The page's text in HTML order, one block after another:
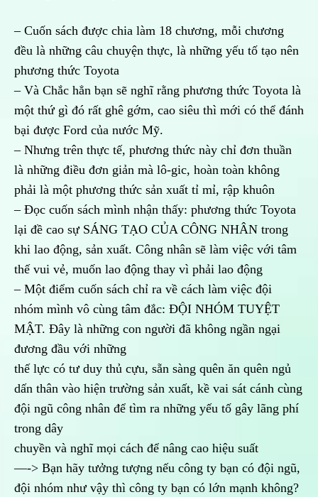
– Cuốn sách được chia làm 18 chương, mỗi chương
đều là những câu chuyện thực, là những yếu tố tạo nên
phương thức Toyota
– Và Chắc hẳn bạn sẽ nghĩ rằng phương thức Toyota là
một thứ gì đó rất ghê gớm, cao siêu thì mới có thể đánh
bại được Ford của nước Mỹ.
– Nhưng trên thực tế, phương thức này chỉ đơn thuần
là những điều đơn giản mà lô-gic, hoàn toàn không
phải là một phương thức sản xuất tỉ mỉ, rập khuôn
– Đọc cuốn sách mình nhận thấy: phương thức Toyota
lại đề cao sự SÁNG TẠO CỦA CÔNG NHÂN trong
khi lao động, sản xuất. Công nhân sẽ làm việc với tâm
thế vui vẻ, muốn lao động thay vì phải lao động
– Một điểm cuốn sách chỉ ra về cách làm việc đội
nhóm mình vô cùng tâm đắc: ĐỘI NHÓM TUYỆT
MẬT. Đây là những con người đã không ngần ngại
đương đầu với những
thế lực có tư duy thủ cựu, sẵn sàng quên ăn quên ngủ
dấn thân vào hiện trường sản xuất, kề vai sát cánh cùng
đội ngũ công nhân để tìm ra những yếu tố gây lãng phí
trong dây
chuyền và nghĩ mọi cách để nâng cao hiệu suất
—-> Bạn hãy tưởng tượng nếu công ty bạn có đội ngũ,
đội nhóm như vậy thì công ty bạn có lớn mạnh không?